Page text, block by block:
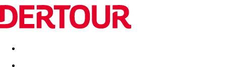
Destinatii Vacanta perfecta OFERTE DE NERATAT